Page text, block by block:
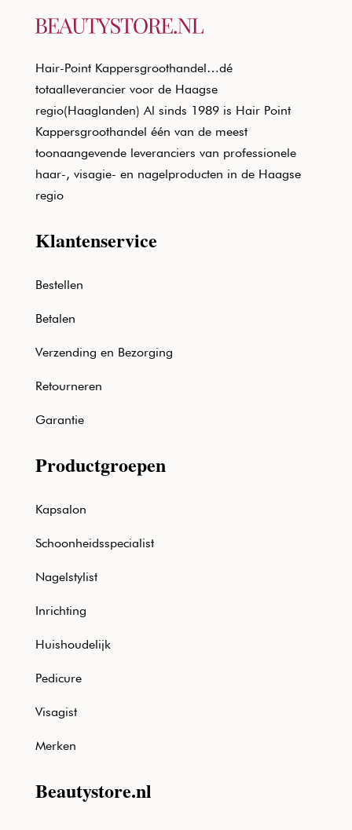
Hair-Point Kappersgroothandel…dé
totaalleverancier voor de Haagse
regio(Haaglanden) Al sinds 1989 is Hair Point
Kappersgroothandel één van de meest
toonaangevende leveranciers van professionele
haar-, visagie- en nagelproducten in de Haagse
regio
Klantenservice
Bestellen
Betalen
Verzending en Bezorging
Retourneren
Garantie
Productgroepen
Kapsalon
Schoonheidsspecialist
Nagelstylist
Inrichting
Huishoudelijk
Pedicure
Visagist
Merken
Beautystore.nl